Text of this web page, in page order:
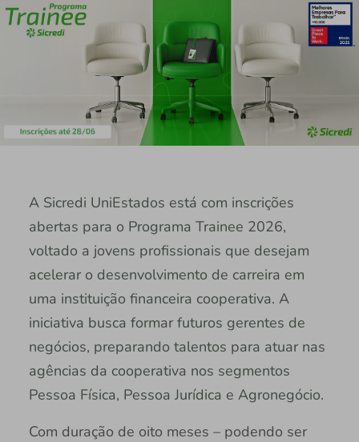
A Sicredi UniEstados está com inscrições
abertas para o Programa Trainee 2026,
voltado a jovens profissionais que desejam
acelerar o desenvolvimento de carreira em
uma instituição financeira cooperativa. A
iniciativa busca formar futuros gerentes de
negócios, preparando talentos para atuar nas
agências da cooperativa nos segmentos
Pessoa Física, Pessoa Jurídica e Agronegócio.
Com duração de oito meses – podendo ser